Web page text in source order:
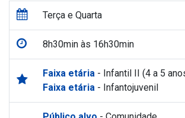
Terça e Quarta
8h30min às 16h30min
Faixa etária - Infantil II (4 a 5
Faixa etária - Infantojuvenil